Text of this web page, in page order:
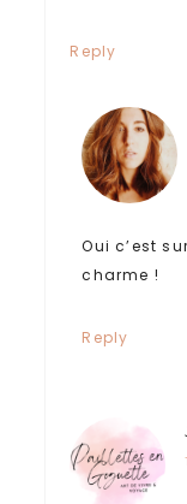
Reply
Oui c’est
charme !
Reply